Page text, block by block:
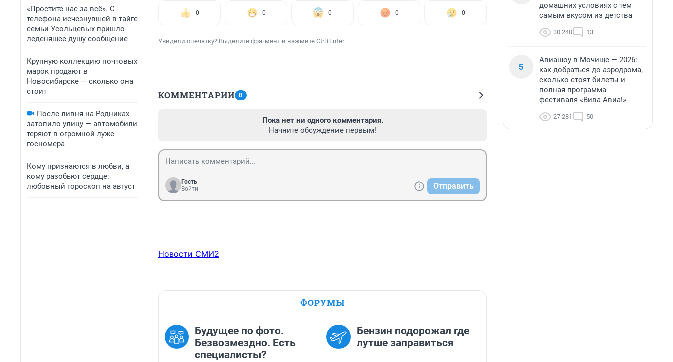
«Простите нас за всё». С
телефона исчезнувшей в тайге
семьи Усольцевых пришло
леденящее душу сообщение
Крупную коллекцию почтовых
марок продают в
Новосибирске — сколько она
стоит
После ливня на Родниках
затопило улицу — автомобили
теряют в огромной луже
госномера
Кому признаются в любви, а
кому разобьют сердце:
любовный гороскоп на август
0 0 0 0 0
Увидели опечатку? Выделите фрагмент и нажмите Ctrl+Enter
КОММЕНТАРИИ 0
Пока нет ни одного комментария.
Начните обсуждение первым!
Гость
Войти
Отправить
Новости СМИ2
ФОРУМЫ
Будущее по фото.
Безвозмездно. Есть
специалисты?
Бензин подорожал где
лутше заправиться
домашних условиях с тем
самым вкусом из детства
30 240 13
5
Авиашоу в Мочище — 2026:
как добраться до аэродрома,
сколько стоят билеты и
полная программа
фестиваля «Вива Авиа!»
27 281 50